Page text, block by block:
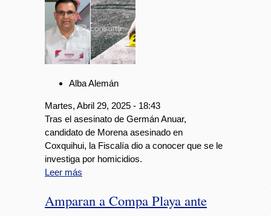
Alba Alemán
Martes, Abril 29, 2025 - 18:43
Tras el asesinato de Germán Anuar,
candidato de Morena asesinado en
Coxquihui, la Fiscalía dio a conocer que se le
investiga por homicidios.
Leer más
Amparan a Compa Playa ante